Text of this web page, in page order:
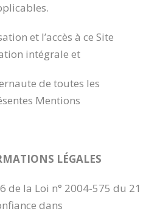
et l’accès à ce Site
intégrale et
de toutes les
Mentions
LÉGALES
de la Loi n° 2004-575 du 21
dans